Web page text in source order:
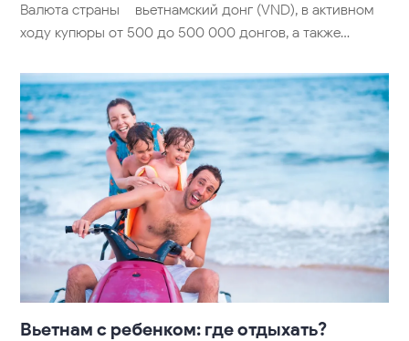
Валюта страны – вьетнамский донг (VND), в активном
ходу купюры от 500 до 500 000 донгов, а также…
Вьетнам с ребенком: где отдыхать?